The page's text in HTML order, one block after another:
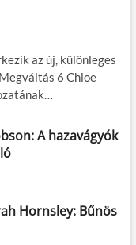
az új, különleges
6 Chloe
A hazavágyók
Hornsley: Bűnös